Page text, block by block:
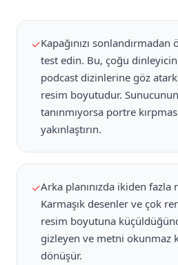
✓Kapağınızı
test edin. Bu, çoğu
podcast dizinlerine göz
resim boyutudur.
tanınmıyorsa portre
yakınlaştırın.
✓Arka planınızda ikiden fazla
Karmaşık desenler ve çok
resim boyutuna
gizleyen ve metni okunmaz
dönüşür.